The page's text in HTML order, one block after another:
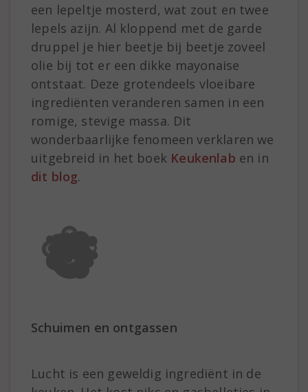
een lepeltje mosterd, wat zout en twee
lepels azijn. Al kloppend met de garde
druppel je hier beetje bij beetje zoveel
olie bij tot er een dikke mayonaise
ontstaat. Deze grotendeels vloeibare
ingrediënten veranderen samen in een
romige, stevige massa. Dit
wonderbaarlijke fenomeen verklaren we
uitgebreid in het boek Keukenlab en in
dit blog.
Schuimen en ontgassen
Lucht is een geweldig ingrediënt in de